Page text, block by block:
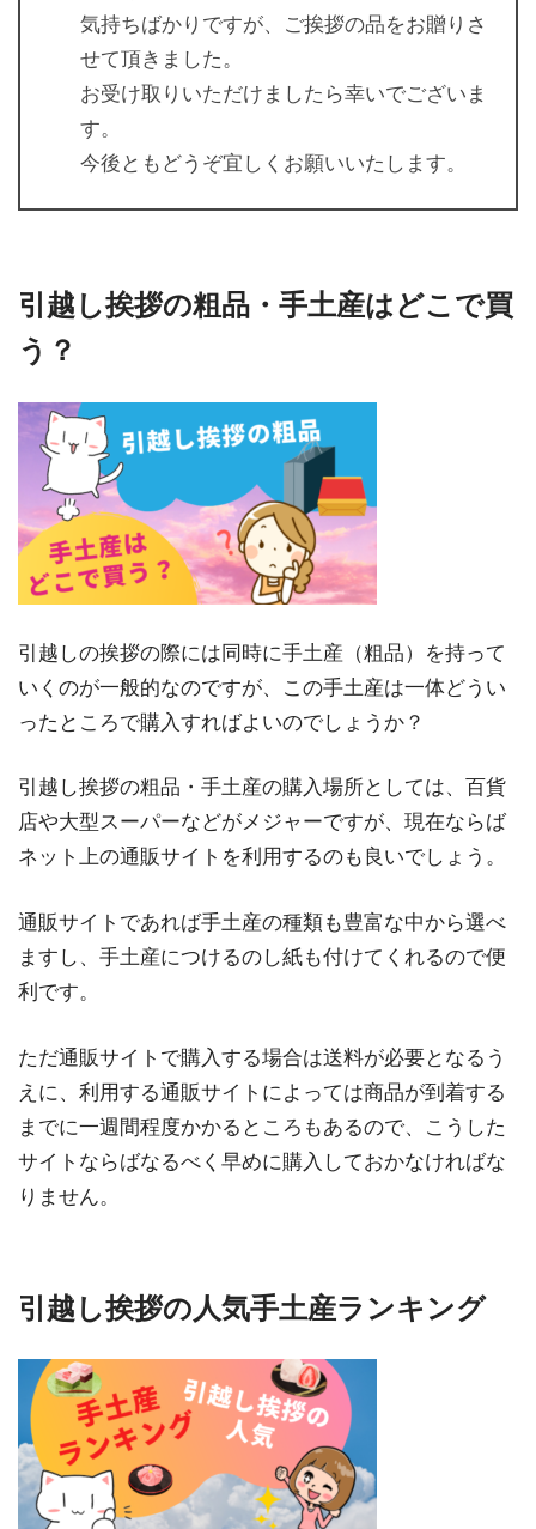
気持ちばかりですが、ご挨拶の品をお贈りさ
せて頂きました。
お受け取りいただけましたら幸いでございま
す。
今後ともどうぞ宜しくお願いいたします。
引越し挨拶の粗品・手土産はどこで買
う？
引越しの挨拶の際には同時に手土産（粗品）を持って
いくのが一般的なのですが、この手土産は一体どうい
ったところで購入すればよいのでしょうか？
引越し挨拶の粗品・手土産の購入場所としては、百貨
店や大型スーパーなどがメジャーですが、現在ならば
ネット上の通販サイトを利用するのも良いでしょう。
通販サイトであれば手土産の種類も豊富な中から選べ
ますし、手土産につけるのし紙も付けてくれるので便
利です。
ただ通販サイトで購入する場合は送料が必要となるう
えに、利用する通販サイトによっては商品が到着する
までに一週間程度かかるところもあるので、こうした
サイトならばなるべく早めに購入しておかなければな
りません。
引越し挨拶の人気手土産ランキング